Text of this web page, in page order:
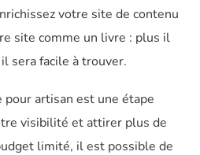
votre site de contenu
site comme un livre : plus il
sera facile à trouver.
pour artisan est une étape
visibilité et attirer plus de
limité, il est possible de